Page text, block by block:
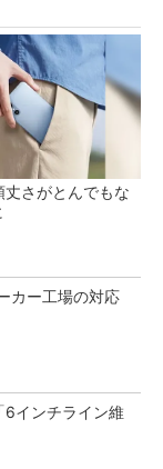
さがとんでもな
カー工場の対応
6インチライン維